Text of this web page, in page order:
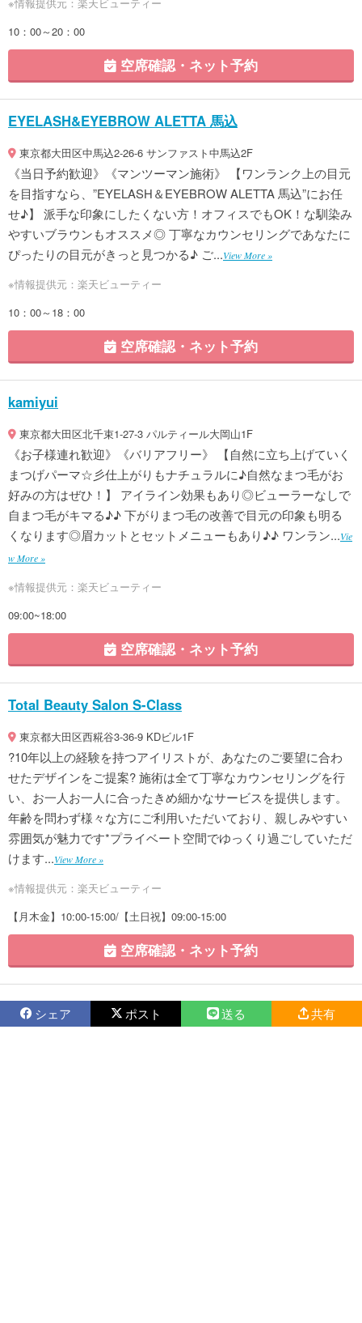
※情報提供元：楽天ビューティー
10：00～20：00
空席確認・ネット予約
EYELASH&EYEBROW ALETTA 馬込
東京都大田区中馬込2-26-6 サンファスト中馬込2F
《当日予約歓迎》《マンツーマン施術》 【ワンランク上の目元
を目指すなら、”EYELASH＆EYEBROW ALETTA 馬込”にお任
せ♪】 派手な印象にしたくない方！オフィスでもOK！な馴染み
やすいブラウンもオススメ◎ 丁寧なカウンセリングであなたに
ぴったりの目元がきっと見つかる♪ ご...View More »
※情報提供元：楽天ビューティー
10：00～18：00
空席確認・ネット予約
kamiyui
東京都大田区北千束1-27-3 パルティール大岡山1F
《お子様連れ歓迎》《バリアフリー》 【自然に立ち上げていく
まつげパーマ☆彡仕上がりもナチュラルに♪自然なまつ毛がお
好みの方はぜひ！】 アイライン効果もあり◎ビューラーなしで
自まつ毛がキマる♪♪ 下がりまつ毛の改善で目元の印象も明る
くなります◎眉カットとセットメニューもあり♪♪ ワンラン...Vie
w More »
※情報提供元：楽天ビューティー
09:00~18:00
空席確認・ネット予約
Total Beauty Salon S-Class
東京都大田区西糀谷3-36-9 KDビル1F
?10年以上の経験を持つアイリストが、あなたのご要望に合わ
せたデザインをご提案? 施術は全て丁寧なカウンセリングを行
い、お一人お一人に合ったきめ細かなサービスを提供します。
年齢を問わず様々な方にご利用いただいており、親しみやすい
雰囲気が魅力です*プライベート空間でゆっくり過ごしていただ
けます...View More »
※情報提供元：楽天ビューティー
【月木金】10:00-15:00/【土日祝】09:00-15:00
空席確認・ネット予約
シェア ポスト 送る 共有